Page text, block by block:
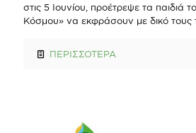
στις 5 Ιουνίου, προέτρεψε τα παιδιά
Κόσμου» να εκφράσουν με δικό τους
ΠΕΡΙΣΣΟΤΕΡΑ